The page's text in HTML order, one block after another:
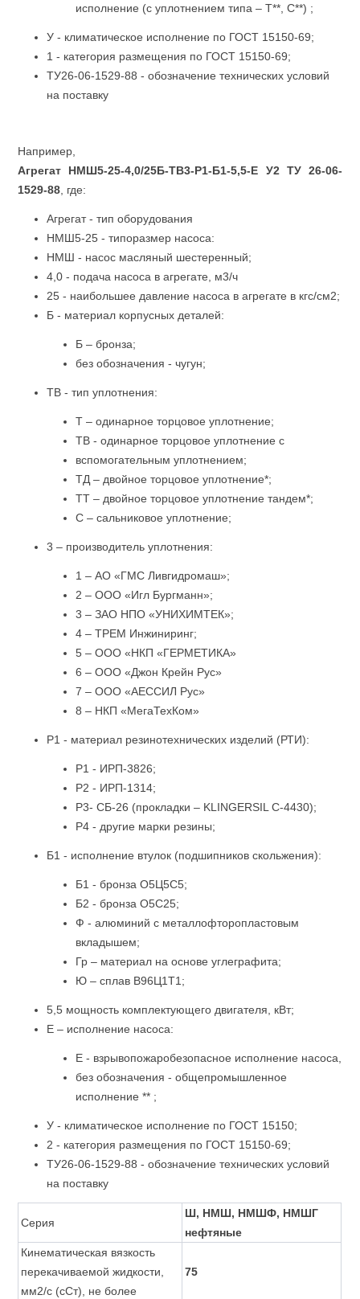
исполнение (с уплотнением типа – Т**, С**) ;
У - климатическое исполнение по ГОСТ 15150-69;
1 - категория размещения по ГОСТ 15150-69;
ТУ26-06-1529-88 - обозначение технических условий
на поставку
Например,
Агрегат НМШ5-25-4,0/25Б-ТВ3-Р1-Б1-5,5-Е У2 ТУ 26-06-
1529-88 , где:
Агрегат - тип оборудования
НМШ5-25 - типоразмер насоса:
НМШ - насос масляный шестеренный;
4,0 - подача насоса в агрегате, м3/ч
25 - наибольшее давление насоса в агрегате в кгс/см2;
Б - материал корпусных деталей:
Б – бронза;
без обозначения - чугун;
ТВ - тип уплотнения:
Т – одинарное торцовое уплотнение;
ТВ - одинарное торцовое уплотнение с
вспомогательным уплотнением;
ТД – двойное торцовое уплотнение*;
ТТ – двойное торцовое уплотнение тандем*;
С – сальниковое уплотнение;
3 – производитель уплотнения:
1 – АО «ГМС Ливгидромаш»;
2 – ООО «Игл Бургманн»;
3 – ЗАО НПО «УНИХИМТЕК»;
4 – ТРЕМ Инжиниринг;
5 – ООО «НКП «ГЕРМЕТИКА»
6 – ООО «Джон Крейн Рус»
7 – ООО «АЕССИЛ Рус»
8 – НКП «МегаТехКом»
Р1 - материал резинотехнических изделий (РТИ):
Р1 - ИРП-3826;
Р2 - ИРП-1314;
Р3- СБ-26 (прокладки – KLINGERSIL C-4430);
Р4 - другие марки резины;
Б1 - исполнение втулок (подшипников скольжения):
Б1 - бронза О5Ц5С5;
Б2 - бронза О5С25;
Ф - алюминий с металлофторопластовым
вкладышем;
Гр – материал на основе углеграфита;
Ю – сплав В96Ц1Т1;
5,5 мощность комплектующего двигателя, кВт;
Е – исполнение насоса:
Е - взрывопожаробезопасное исполнение насоса,
без обозначения - общепромышленное
исполнение ** ;
У - климатическое исполнение по ГОСТ 15150;
2 - категория размещения по ГОСТ 15150-69;
ТУ26-06-1529-88 - обозначение технических условий
на поставку
Серия
Ш, НМШ, НМШФ, НМШГ
нефтяные
Кинематическая вязкость
перекачиваемой жидкости,
мм2/с (сСт), не более
75